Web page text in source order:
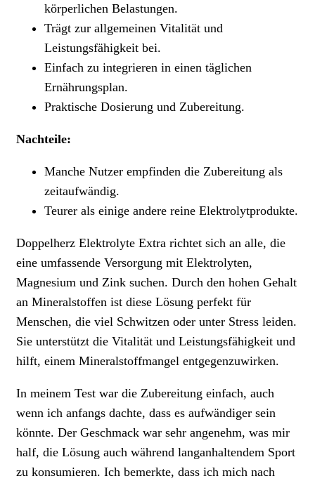
körperlichen Belastungen.
Trägt zur allgemeinen Vitalität und
Leistungsfähigkeit bei.
Einfach zu integrieren in einen täglichen
Ernährungsplan.
Praktische Dosierung und Zubereitung.
Nachteile:
Manche Nutzer empfinden die Zubereitung als
zeitaufwändig.
Teurer als einige andere reine Elektrolytprodukte.
Doppelherz Elektrolyte Extra richtet sich an alle, die
eine umfassende Versorgung mit Elektrolyten,
Magnesium und Zink suchen. Durch den hohen Gehalt
an Mineralstoffen ist diese Lösung perfekt für
Menschen, die viel Schwitzen oder unter Stress leiden.
Sie unterstützt die Vitalität und Leistungsfähigkeit und
hilft, einem Mineralstoffmangel entgegenzuwirken.
In meinem Test war die Zubereitung einfach, auch
wenn ich anfangs dachte, dass es aufwändiger sein
könnte. Der Geschmack war sehr angenehm, was mir
half, die Lösung auch während langanhaltendem Sport
zu konsumieren. Ich bemerkte, dass ich mich nach